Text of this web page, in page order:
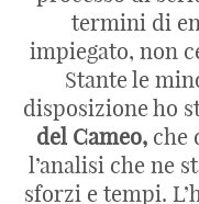
termini di
impiegato, non
Stante le
disposizione ho
del Cameo, che
l’analisi che ne
sforzi e tempi.